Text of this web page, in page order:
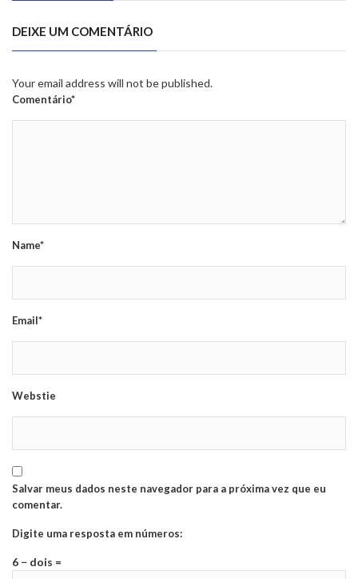
DEIXE UM COMENTÁRIO
Your email address will not be published.
Comentário*
Name*
Email*
Webstie
Salvar meus dados neste navegador para a próxima vez que eu
comentar.
Digite uma resposta em números:
6 − dois =